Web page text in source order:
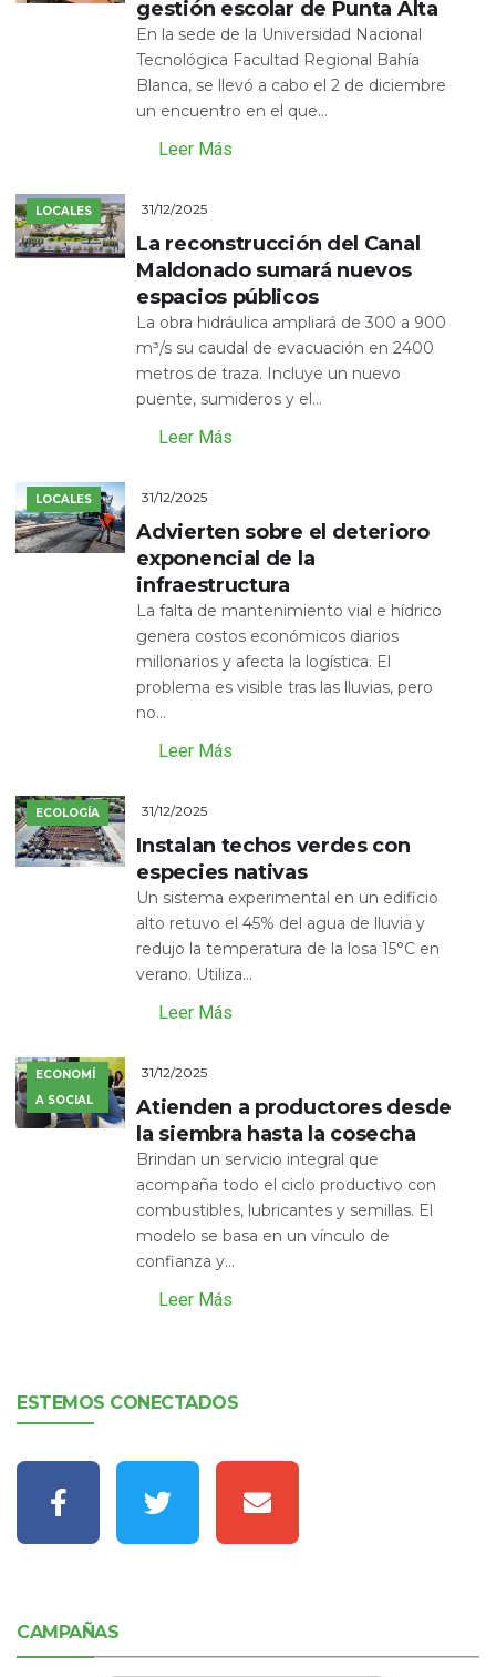
gestión escolar de Punta Alta
En la sede de la Universidad Nacional
Tecnológica Facultad Regional Bahía
Blanca, se llevó a cabo el 2 de diciembre
un encuentro en el que...
Leer Más
LOCALES 31/12/2025
La reconstrucción del Canal
Maldonado sumará nuevos
espacios públicos
La obra hidráulica ampliará de 300 a 900
m³/s su caudal de evacuación en 2400
metros de traza. Incluye un nuevo
puente, sumideros y el...
Leer Más
LOCALES 31/12/2025
Advierten sobre el deterioro
exponencial de la
infraestructura
La falta de mantenimiento vial e hídrico
genera costos económicos diarios
millonarios y afecta la logística. El
problema es visible tras las lluvias, pero
no...
Leer Más
ECOLOGÍA 31/12/2025
Instalan techos verdes con
especies nativas
Un sistema experimental en un edificio
alto retuvo el 45% del agua de lluvia y
redujo la temperatura de la losa 15°C en
verano. Utiliza...
Leer Más
ECONOMÍ
A SOCIAL
31/12/2025
Atienden a productores desde
la siembra hasta la cosecha
Brindan un servicio integral que
acompaña todo el ciclo productivo con
combustibles, lubricantes y semillas. El
modelo se basa en un vínculo de
confianza y...
Leer Más
ESTEMOS CONECTADOS
CAMPAÑAS